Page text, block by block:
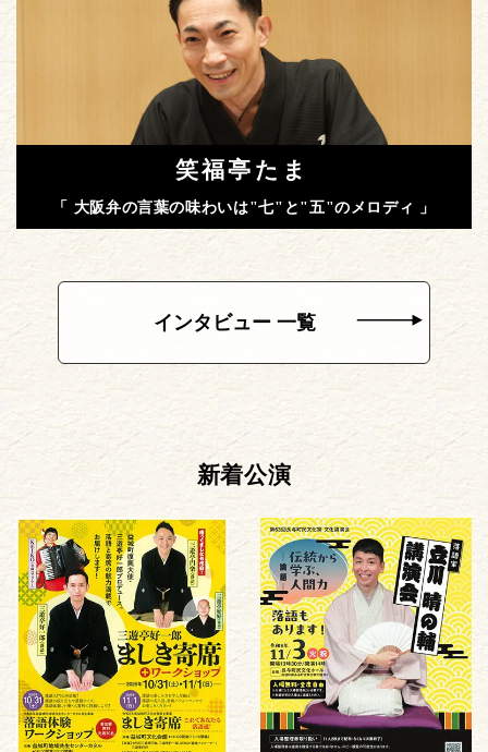
笑福亭たま
「 大阪弁の言葉の味わいは"七"と"五"のメロディ 」
インタビュー 一覧
新着公演